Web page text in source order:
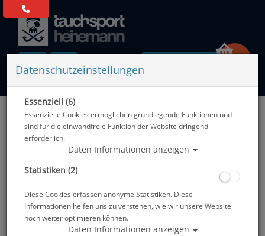
Alle Artikel zeigen aus: Logbücher - Fischkarten - Stempel
Datenschutzeinstellungen
Essenziell (6)
Essenzielle Cookies ermöglichen grundlegende Funktionen und
sind für die einwandfreie Funktion der Website dringend
erforderlich.
Daten Informationen anzeigen
Statistiken (2)
Diese Cookies erfassen anonyme Statistiken. Diese
Informationen helfen uns zu verstehen, wie wir unsere Website
noch weiter optimieren können.
Daten Informationen anzeigen